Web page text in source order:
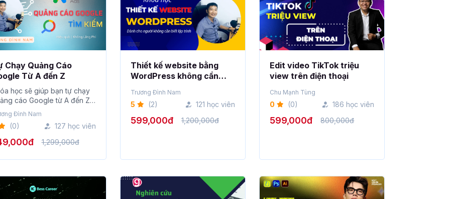
Chạy Quảng Cáo
Từ A đến Z
học sẽ giúp bạn tự chạy
cáo Google từ A đến Z
không c�...
Đình Nam
(0) 127 học viên
1,299,000đ
Thiết kế website bằng
WordPress không cần
Trương Đình Nam
5 (2) 121 học viên
599,000đ 1,200,000đ
Edit video TikTok triệu
view trên điện thoại
Chu Mạnh Tùng
0 (0) 186 học viên
599,000đ 800,000đ